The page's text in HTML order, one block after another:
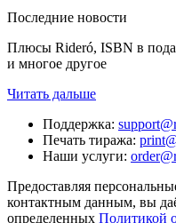
Последние новости
Плюсы Rideró, ISBN в
и многое другое
Читать дальше
Поддержка:
Печать тиража:
Наши услуги:
Предоставляя
контактным данным, вы
определенных Политикой